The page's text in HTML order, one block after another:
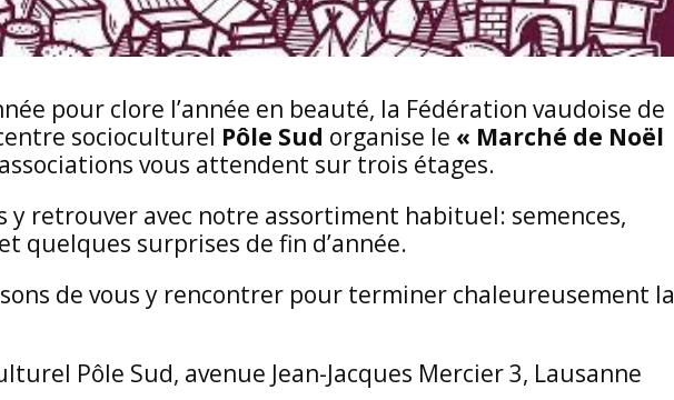
pour clore l’année en beauté, la Fédération vaudoise de
socioculturel Pôle Sud organise le « Marché de Noël
vous attendent sur trois étages.
y retrouver avec notre assortiment habituel: semences,
quelques surprises de fin d’année.
de vous y rencontrer pour terminer chaleureusement la
Pôle Sud, avenue Jean-Jacques Mercier 3, Lausanne